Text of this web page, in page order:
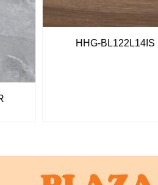
HHG-BL122L14IS